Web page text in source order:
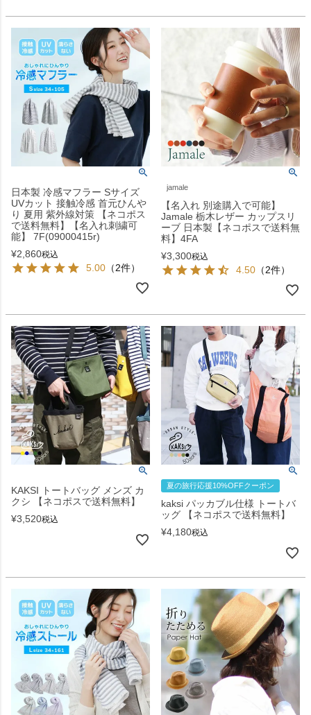
日本製 冷感マフラー Sサイズ
UVカット 接触冷感 首元ひんや
り 夏用 紫外線対策 【ネコポス
で送料無料】【名入れ刺繍可
能】 7F(09000415r)
¥2,860税込
5.00 （2件）
jamale
【名入れ 別途購入で可能】
Jamale 栃木レザー カップスリ
ーブ 日本製【ネコポスで送料無
料】4FA
¥3,300税込
4.50 （2件）
KAKSI トートバッグ メンズ カ
クシ 【ネコポスで送料無料】
¥3,520税込
夏の旅行応援10%OFFクーポン
kaksi パッカブル仕様 トートバ
ッグ 【ネコポスで送料無料】
¥4,180税込